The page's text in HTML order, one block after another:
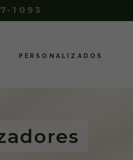
1093
PERSONALIZADOS